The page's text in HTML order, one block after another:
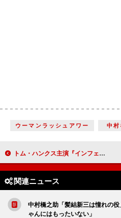
ウーマンラッシュアワー 中村
トム・ハンクス主演『インフェルノ』 “究極の選択”を原作者ダン・ブラウンが明かす
関連ニュース
中村橋之助「髪結新三は憧れの
ゃんにはもったいない」